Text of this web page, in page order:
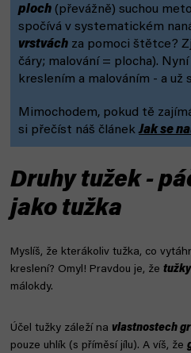
ploch (převážně) suchou
spočívá v systematickém
vrstvách za pomoci štětce?
čáry; malování = plocha).
kreslením a malováním - a už
Mimochodem, pokud tě
si přečíst náš článekJak se
Druhy tužek -
jako tužka
Myslíš, že kterákoliv tužka, co
kreslení? Omyl! Pravdou je, že
málokdy.
Účel tužky záleží na vlastnostech
pouze uhlík (s příměsí jílu). A víš, že